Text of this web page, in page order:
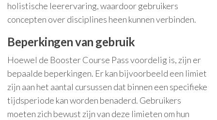
holistische leerervaring, waardoor gebruikers
concepten over disciplines heen kunnen verbinden.
Beperkingen van gebruik
Hoewel de Booster Course Pass voordelig is, zijn er
bepaalde beperkingen. Er kan bijvoorbeeld een limiet
zijn aan het aantal cursussen dat binnen een specifieke
tijdsperiode kan worden benaderd. Gebruikers
moeten zich bewust zijn van deze limieten om hun